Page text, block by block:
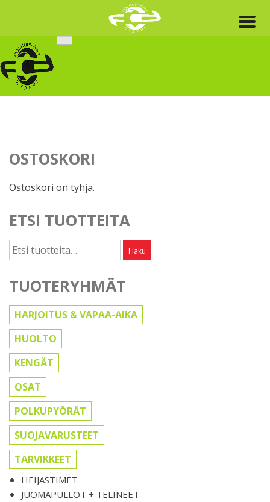
content
OSTOSKORI
Ostoskori on tyhjä.
ETSI TUOTTEITA
Etsi: Haku
TUOTERYHMÄT
HARJOITUS & VAPAA-AIKA
HUOLTO
KENGÄT
OSAT
POLKUPYÖRÄT
SUOJAVARUSTEET
TARVIKKEET
HEIJASTIMET
JUOMAPULLOT + TELINEET